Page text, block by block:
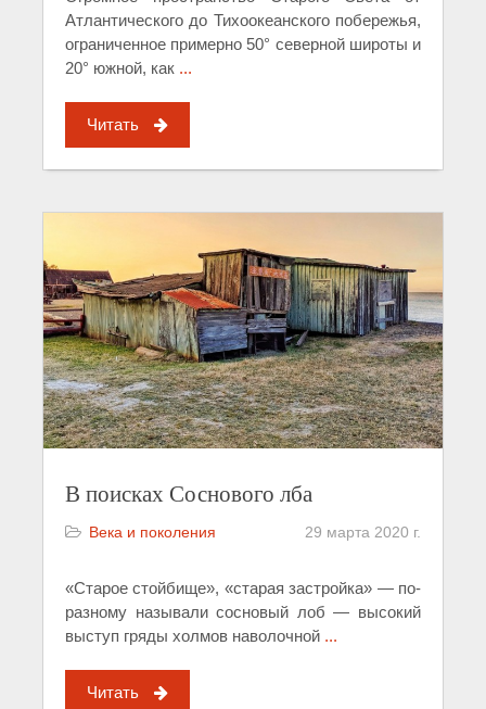
Атлантического до Тихоокеанского побережья,
ограниченное примерно 50° северной широты и
20° южной, как ...
Читать
В поисках Соснового лба
Века и поколения 29 марта 2020 г.
«Старое стойбище», «старая застройка» — по-
разному называли сосновый лоб — высокий
выступ гряды холмов наволочной ...
Читать